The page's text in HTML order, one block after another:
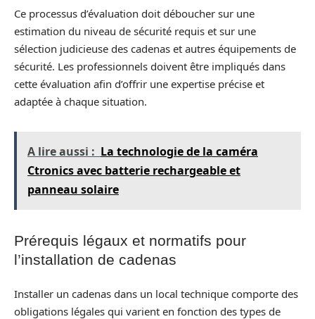
Ce processus d’évaluation doit déboucher sur une
estimation du niveau de sécurité requis et sur une
sélection judicieuse des cadenas et autres équipements de
sécurité. Les professionnels doivent être impliqués dans
cette évaluation afin d’offrir une expertise précise et
adaptée à chaque situation.
A lire aussi : La technologie de la caméra
Ctronics avec batterie rechargeable et
panneau solaire
Prérequis légaux et normatifs pour
l’installation de cadenas
Installer un cadenas dans un local technique comporte des
obligations légales qui varient en fonction des types de